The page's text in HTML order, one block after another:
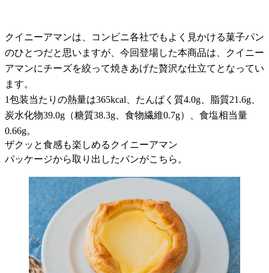
クイニーアマンは、コンビニ各社でもよく見かける菓子パン
のひとつだと思いますが、今回登場した本商品は、クイニー
アマンにチーズを絞って焼きあげた贅沢な仕立てとなってい
ます。
1包装当たりの熱量は365kcal、たんぱく質4.0g、脂質21.6g、
炭水化物39.0g（糖質38.3g、食物繊維0.7g）、食塩相当量
0.66g。
ザクッと食感も楽しめるクイニーアマン
パッケージから取り出したパンがこちら。